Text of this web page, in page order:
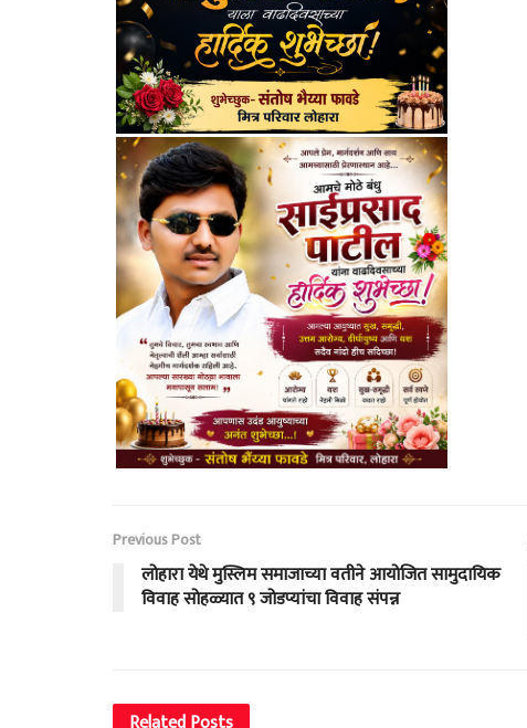
Previous Post
लोहारा येथे मुस्लिम समाजाच्या वतीने आयोजित सामुदायिक
विवाह सोहळ्यात ९ जोडप्यांचा विवाह संपन्न